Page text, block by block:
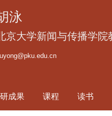
到
内
泳
京大学新闻与传播学院
成果 课程 读书